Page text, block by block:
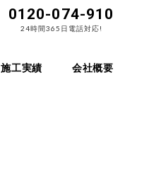
0120-074-910
24時間365日電話対応!
施工実績 会社概要